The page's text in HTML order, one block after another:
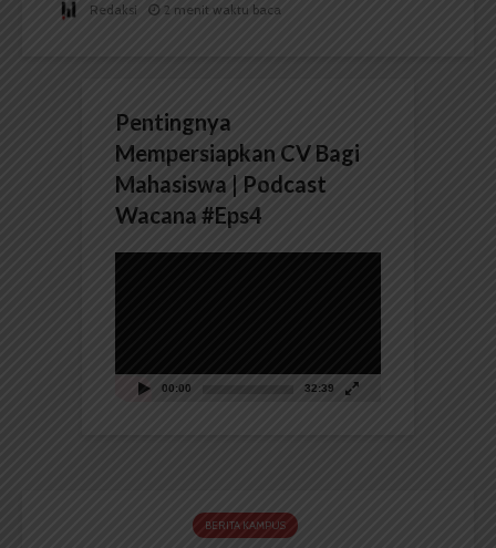
Redaksi 2 menit waktu baca
Pentingnya
Mempersiapkan CV Bagi
Mahasiswa | Podcast
Wacana #Eps4
00:00 32:39
BERITA KAMPUS